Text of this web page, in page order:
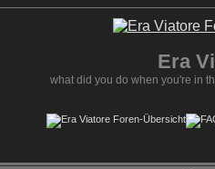
Era
what did you do when you're in